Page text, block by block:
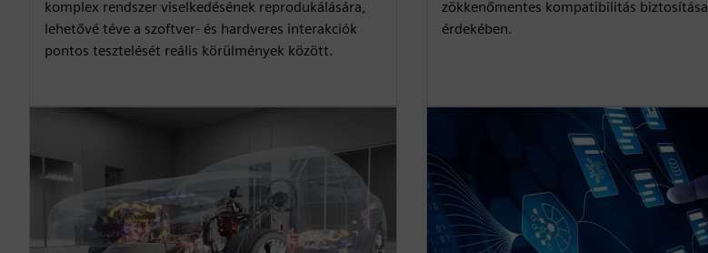
komplex rendszer viselkedésének reprodukálására,
lehetővé téve a szoftver- és hardveres interakciók
pontos tesztelését reális körülmények között.
zökkenőmentes kompatibilitás biztosítása
érdekében.